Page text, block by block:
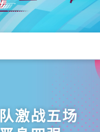
激战五场